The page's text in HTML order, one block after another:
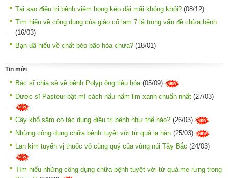
Tại sao điều trị bệnh viêm họng kéo dài mãi không khỏi? (08/12)
Tìm hiểu về công dụng của giảo cổ lam 7 lá trong vấn đề chữa bệnh
(16/03)
Bạn đã hiểu về chất béo bão hòa chưa? (18/01)
Tin mới
Bác sĩ chia sẻ về bệnh Polyp ống tiêu hóa(05/09)
Dược sĩ Pasteur bật mí cách nấu nấm lim xanh chuẩn nhất (27/03)
Cây khổ sâm có tác dụng điều trị bệnh như thế nào? (26/03)
Những công dụng chữa bệnh tuyệt vời từ quả la hán (25/03)
Lan kim tuyến vị thuốc vô cùng quý của vùng núi Tây Bắc (24/03)
Tìm hiểu những công dụng chữa bệnh tuyệt vời từ quả me rừng trong